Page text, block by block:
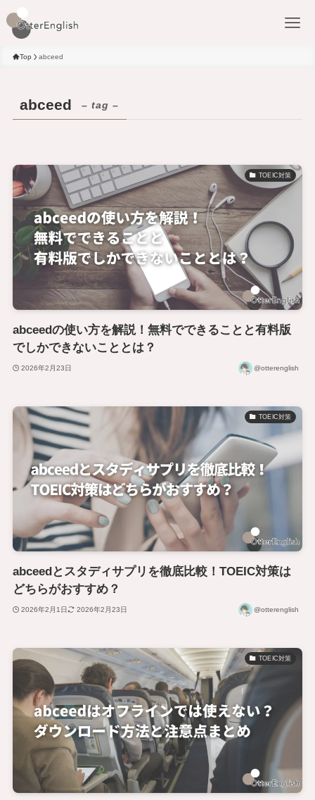
Top abceed
abceed – tag –
TOEIC対策
abceedの使い方を解説！無料でできることと有料版
でしかできないこととは？
2026年2月23日 @otterenglish
TOEIC対策
abceedとスタディサプリを徹底比較！TOEIC対策は
どちらがおすすめ？
2026年2月1日 2026年2月23日 @otterenglish
TOEIC対策